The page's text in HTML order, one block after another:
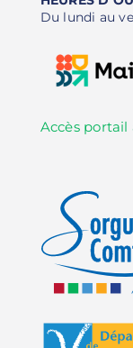
Du lundi au
Accès